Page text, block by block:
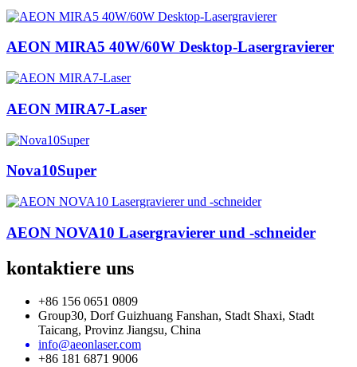
AEON MIRA5 40W/60W Desktop-Lasergravierer
AEON MIRA7-Laser
Nova10Super
AEON NOVA10 Lasergravierer und -schneider
kontaktiere uns
+86 156 0651 0809
Group30, Dorf Guizhuang Fanshan, Stadt Shaxi, Stadt
Taicang, Provinz Jiangsu, China
info@aeonlaser.com
+86 181 6871 9006